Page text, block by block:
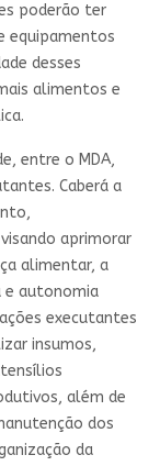
poderão ter
equipamentos
desses
alimentos e
entre o MDA,
Caberá a
aprimorar
alimentar, a
e autonomia
executantes
insumos,
além de
dos
da